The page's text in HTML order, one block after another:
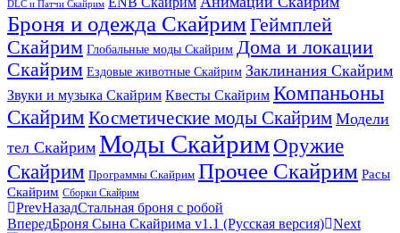
DLC и Патчи Скайрим
Броня и одежда СкайримГеймплей
Скайрим Глобальные моды Скайрим Дома и локации
Скайрим Ездовые животные Скайрим Заклинания Скайрим
Звуки и музыка Скайрим Квесты Скайрим Компаньоны
Скайрим Косметические моды Скайрим Модели
тел Скайрим Моды Скайрим Оружие
Скайрим Программы Скайрим Прочее Скайрим Расы
Скайрим Сборки Скайрим
PrevНазадСтальная броня с робой
ВпередБроня Сына Скайрима v1.1 (Русская версия) Next